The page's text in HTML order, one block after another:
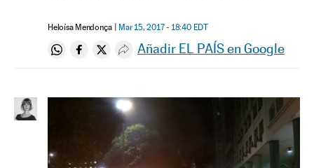
Heloísa Mendonça Mar 15, 2017 - 18:40 EDT
Compartir en Whatsapp
Compartir en Facebook
Compartir en Twitter
Desplegar Redes Sociales
Añadir EL PAÍS en Google